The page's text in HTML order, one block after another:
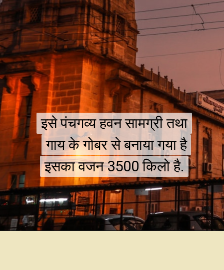
इसे पंचगव्य हवन सामग्री तथा
गाय के गोबर से बनाया गया है
इसका वजन 3500 किलो है.
इसे पंचगव्य हवन सामग्री तथा
गाय के गोबर से बनाया गया है
इसका वजन 3500 किलो है.